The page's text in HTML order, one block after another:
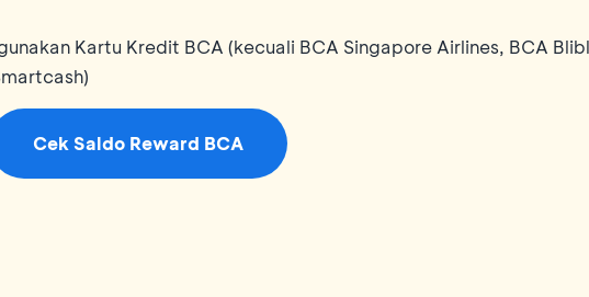
Kartu Kredit BCA (kecuali BCA Singapore Airlines, BCA
Cek Saldo Reward BCA